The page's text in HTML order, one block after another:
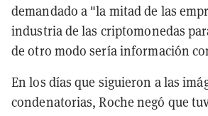
demandado a "la mitad de las
industria de las criptomonedas
de otro modo sería información
En los días que siguieron a las
condenatorias, Roche negó que